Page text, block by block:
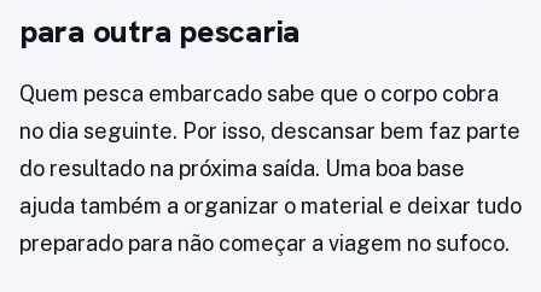
para outra pescaria
Quem pesca embarcado sabe que o corpo cobra
no dia seguinte. Por isso, descansar bem faz parte
do resultado na próxima saída. Uma boa base
ajuda também a organizar o material e deixar tudo
preparado para não começar a viagem no sufoco.